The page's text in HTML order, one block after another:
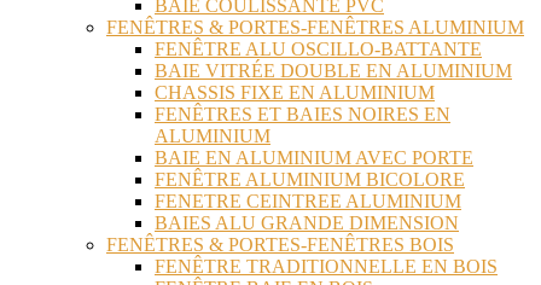
BAIE COULISSANTE PVC
FENÊTRES & PORTES-FENÊTRES ALUMINIUM
FENÊTRE ALU OSCILLO-BATTANTE
BAIE VITRÉE DOUBLE EN ALUMINIUM
CHASSIS FIXE EN ALUMINIUM
FENÊTRES ET BAIES NOIRES EN
ALUMINIUM
BAIE EN ALUMINIUM AVEC PORTE
FENÊTRE ALUMINIUM BICOLORE
FENETRE CEINTREE ALUMINIUM
BAIES ALU GRANDE DIMENSION
FENÊTRES & PORTES-FENÊTRES BOIS
FENÊTRE TRADITIONNELLE EN BOIS